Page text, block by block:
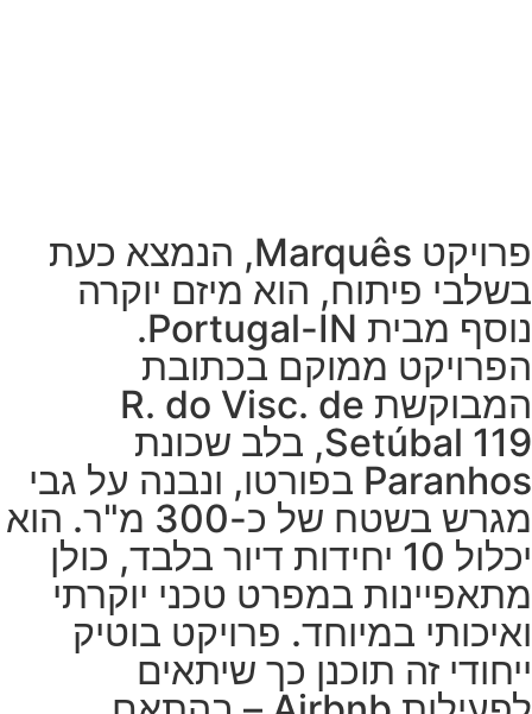
פרויקט Marquês, הנמצא כעת
בשלבי פיתוח, הוא מיזם יוקרה
נוסף מבית Portugal-IN.
הפרויקט ממוקם בכתובת
המבוקשת R. do Visc. de
Setúbal 119, בלב שכונת
Paranhos בפורטו, ונבנה על גבי
מגרש בשטח של כ-300 מ"ר. הוא
יכלול 10 יחידות דיור בלבד, כולן
מתאפיינות במפרט טכני יוקרתי
ואיכותי במיוחד. פרויקט בוטיק
ייחודי זה תוכנן כך שיתאים